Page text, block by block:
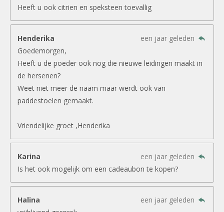
Heeft u ook citrien en speksteen toevallig
Henderika
een jaar geleden
Goedemorgen,
Heeft u de poeder ook nog die nieuwe leidingen maakt in
de hersenen?
Weet niet meer de naam maar werdt ook van
paddestoelen gemaakt.
Vriendelijke groet ,Henderika
Karina
een jaar geleden
Is het ook mogelijk om een cadeaubon te kopen?
Halina
een jaar geleden